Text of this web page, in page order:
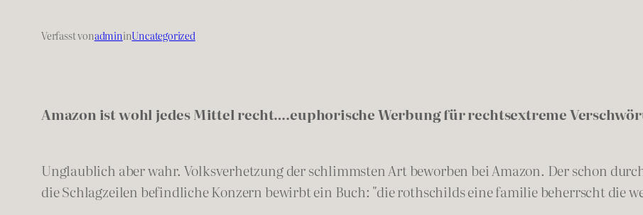
Verfasst vonadmininUncategorized
Amazon ist wohl jedes Mittel recht….euphorische Werbung für rechtsextreme
Unglaublich aber wahr. Volksverhetzung der schlimmsten Art beworben bei Amazon. Der schon
die Schlagzeilen befindliche Konzern bewirbt ein Buch: "die rothschilds eine familie beherrscht die